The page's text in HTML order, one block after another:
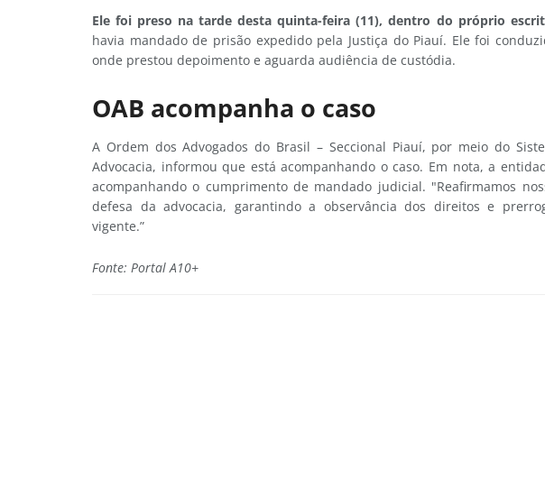
Ele foi preso na tarde desta quinta-feira (11), dentro do próprio
havia mandado de prisão expedido pela Justiça do Piauí. Ele foi
onde prestou depoimento e aguarda audiência de custódia.
OAB acompanha o caso
A Ordem dos Advogados do Brasil – Seccional Piauí, por meio do
Advocacia, informou que está acompanhando o caso. Em nota, a
acompanhando o cumprimento de mandado judicial. "Reafirmamos
defesa da advocacia, garantindo a observância dos direitos e
vigente.”
Fonte: Portal A10+